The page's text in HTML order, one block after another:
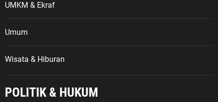
UMKM & Ekraf
Umum
Wisata & Hiburan
POLITIK & HUKUM